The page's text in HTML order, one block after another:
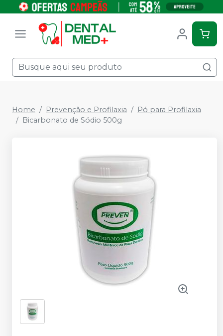
Home Prevenção e Profilaxia
Pó para Profilaxia
Bicarbonato de Sódio 500g